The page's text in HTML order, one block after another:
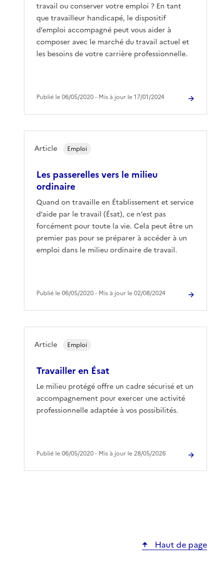
travail ou conserver votre emploi ? En tant
que travailleur handicapé, le dispositif
d’emploi accompagné peut vous aider à
composer avec le marché du travail actuel et
les besoins de votre carrière professionnelle.
Publié le 06/05/2020 ‐ Mis à jour le 17/01/2024
Les passerelles vers le milieu
ordinaire
Quand on travaille en Établissement et service
d’aide par le travail (Ésat), ce n’est pas
forcément pour toute la vie. Cela peut être un
premier pas pour se préparer à accéder à un
emploi dans le milieu ordinaire de travail.
Article Emploi
Publié le 06/05/2020 ‐ Mis à jour le 02/08/2024
Travailler en Ésat
Le milieu protégé offre un cadre sécurisé et un
accompagnement pour exercer une activité
professionnelle adaptée à vos possibilités.
Article Emploi
Publié le 06/05/2020 ‐ Mis à jour le 28/05/2026
Haut de page